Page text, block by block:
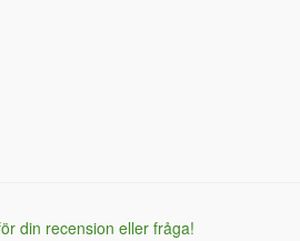
din recension eller fråga!